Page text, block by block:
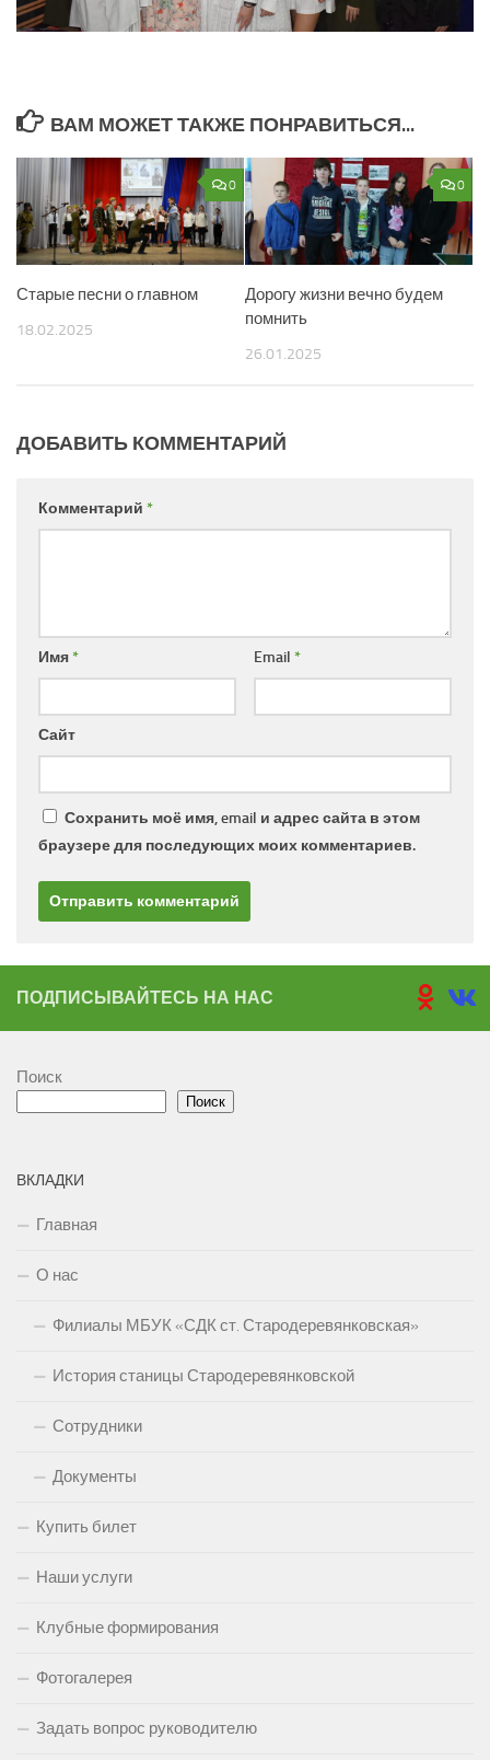
ВАМ МОЖЕТ ТАКЖЕ ПОНРАВИТЬСЯ...
0
Старые песни о главном
18.02.2025
0
Дорогу жизни вечно будем
помнить
26.01.2025
ДОБАВИТЬ КОММЕНТАРИЙ
Комментарий *
Имя* Email *
Сайт
Сохранить моё имя, email и адрес сайта в этом
браузере для последующих моих комментариев.
ПОДПИСЫВАЙТЕСЬ НА НАС
Поиск
Поиск
ВКЛАДКИ
Главная
О нас
Филиалы МБУК «СДК ст. Стародеревянковская»
История станицы Стародеревянковской
Сотрудники
Документы
Купить билет
Наши услуги
Клубные формирования
Фотогалерея
Задать вопрос руководителю